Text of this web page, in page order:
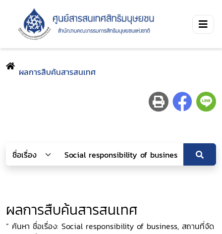
ผลการสืบค้นสารสนเทศ
ผลการสืบค้นสารสนเทศ
“ ค้นหา ชื่อเรื่อง: Social responsibility of business, สถานที่จัด